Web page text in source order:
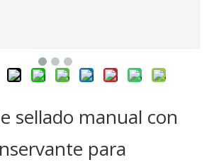
sellado manual con
para